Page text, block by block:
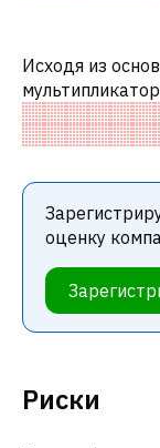
Риски
Исходя из
сравнению с
частности,
оценку